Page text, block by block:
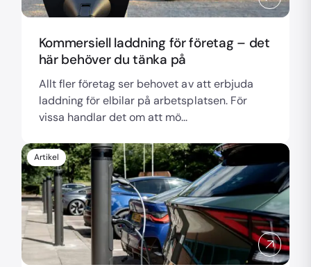
Kommersiell laddning för företag – det
här behöver du tänka på
Allt fler företag ser behovet av att erbjuda
laddning för elbilar på arbetsplatsen. För
vissa handlar det om att mö...
Artikel